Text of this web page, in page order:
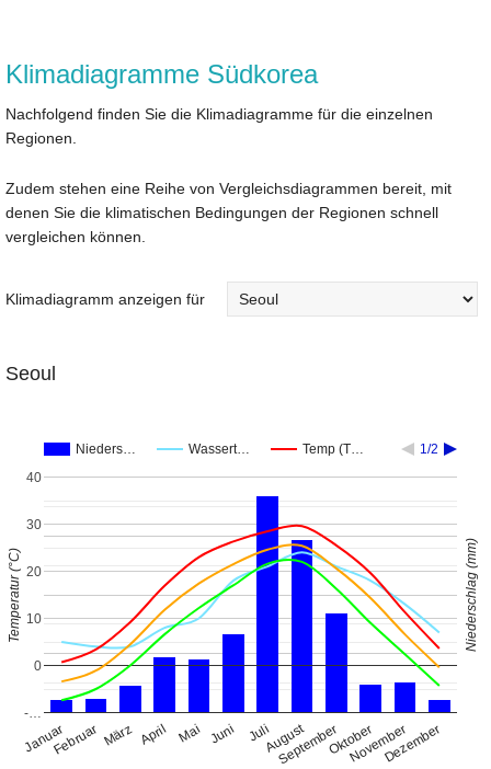
Klimadiagramme Südkorea
Nachfolgend finden Sie die Klimadiagramme für die einzelnen
Regionen.
Zudem stehen eine Reihe von Vergleichsdiagrammen bereit, mit
denen Sie die klimatischen Bedingungen der Regionen schnell
vergleichen können.
Klimadiagramm anzeigen für
Seoul
Nieders… Wassert… Temp (T… 1/2
JanuarFebruar März April Mai Juni JuliAugust
SeptemberOktober
NovemberDezember
-…
0
10
20
30
40
Temperatur (°C) Niederschlag (mm)